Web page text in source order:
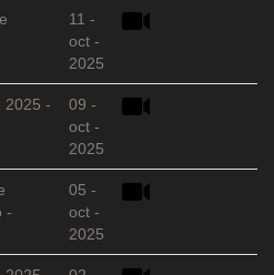
11 -
oct -
2025
2025 -
09 -
oct -
2025
-
05 -
oct -
2025